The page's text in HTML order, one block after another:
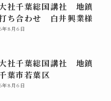
社千葉総国講社 地鎮
ち合わせ 白井興業様
8月6日
社千葉総国講社 地鎮
葉市若葉区
8月6日